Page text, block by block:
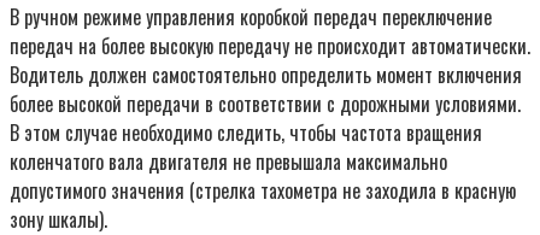
В ручном режиме управления коробкой передач переключение
передач на более высокую передачу не происходит автоматически.
Водитель должен самостоятельно определить момент включения
более высокой передачи в соответствии с дорожными условиями.
В этом случае необходимо следить, чтобы частота вращения
коленчатого вала двигателя не превышала максимально
допустимого значения (стрелка тахометра не заходила в красную
зону шкалы).